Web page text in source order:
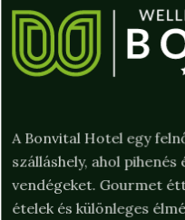
A Bonvital Hotel egy
szálláshely, ahol
vendégeket. Gourmet
ételek és különleges